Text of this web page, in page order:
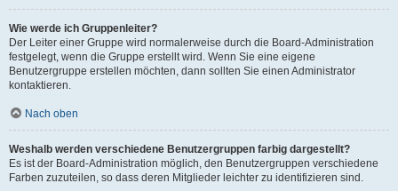
Wie werde ich Gruppenleiter?
Der Leiter einer Gruppe wird normalerweise durch die Board-Administration
festgelegt, wenn die Gruppe erstellt wird. Wenn Sie eine eigene
Benutzergruppe erstellen möchten, dann sollten Sie einen Administrator
kontaktieren.
Nach oben
Weshalb werden verschiedene Benutzergruppen farbig dargestellt?
Es ist der Board-Administration möglich, den Benutzergruppen verschiedene
Farben zuzuteilen, so dass deren Mitglieder leichter zu identifizieren sind.